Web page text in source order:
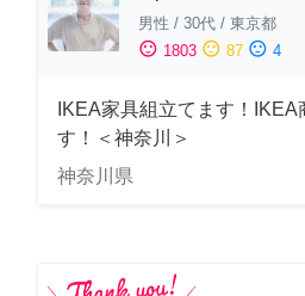
男性 / 30代 / 東京都
sentiment_satisfied 1803 sentiment_neutral 87 sentiment_dissatisfied 4
IKEA家具組立てます！
す！＜神奈川＞
神奈川県